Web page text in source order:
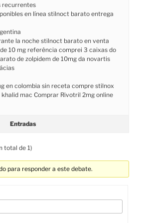
recurrentes
en línea stilnoct barato entrega
la noche stilnoct barato en venta
10 mg referência comprei 3 caixas do
de zolpidem de 10mg da novartis
en colombia sin receta compre stilnox
mac Comprar Rivotril 2mg online
Entradas
total de 1)
para responder a este debate.